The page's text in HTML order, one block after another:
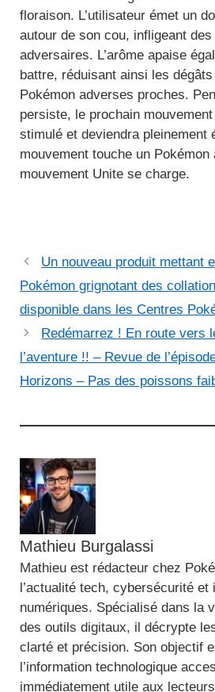
floraison. L’utilisateur émet un
autour de son cou, infligeant
adversaires. L’arôme apaise
battre, réduisant ainsi les
Pokémon adverses proches.
persiste, le prochain
stimulé et deviendra pleinement
mouvement touche un
mouvement Unite se charge.
Un nouveau produit mettant
Pokémon grignotant des
disponible dans les Centres
Redémarrez ! En route vers
l’aventure !! – Revue de
Horizons – Pas des poissons
Mathieu Burgalassi
Mathieu est rédacteur chez
l’actualité tech, cybersécurité et
numériques. Spécialisé dans la
des outils digitaux, il décrypte
clarté et précision. Son objectif
l’information technologique
immédiatement utile aux